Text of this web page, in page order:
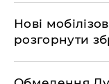
Нові
розгорнути